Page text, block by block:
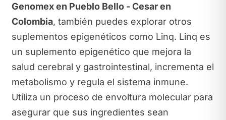
Genomex en Pueblo Bello - Cesar en
Colombia, también puedes explorar otros
suplementos epigenéticos como Linq. Linq es
un suplemento epigenético que mejora la
salud cerebral y gastrointestinal, incrementa el
metabolismo y regula el sistema inmune.
Utiliza un proceso de envoltura molecular para
asegurar que sus ingredientes sean